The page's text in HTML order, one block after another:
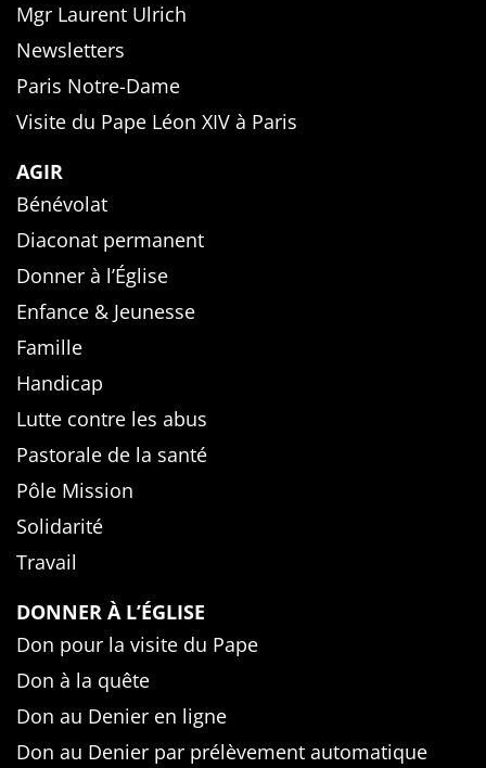
Mgr Laurent Ulrich
Newsletters
Paris Notre-Dame
Visite du Pape Léon XIV à Paris
AGIR
Bénévolat
Diaconat permanent
Donner à l’Église
Enfance & Jeunesse
Famille
Handicap
Lutte contre les abus
Pastorale de la santé
Pôle Mission
Solidarité
Travail
DONNER À L’ÉGLISE
Don pour la visite du Pape
Don à la quête
Don au Denier en ligne
Don au Denier par prélèvement automatique